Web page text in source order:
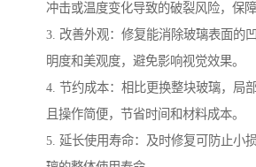
冲击或温度变化导致的破裂风险，保障
3. 改善外观：修复能消除玻璃表面的
明度和美观度，避免影响视觉效果。
4. 节约成本：相比更换整块玻璃，局
且操作简便，节省时间和材料成本。
5. 延长使用寿命：及时修复可防止小